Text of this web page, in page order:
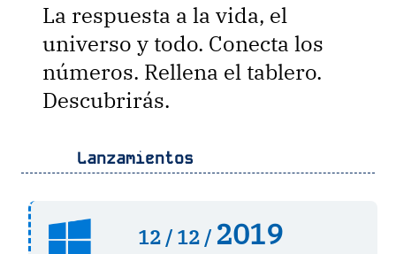
La respuesta a la vida, el
universo y todo. Conecta los
números. Rellena el tablero.
Descubrirás.
Lanzamientos
12 / 12 / 2019